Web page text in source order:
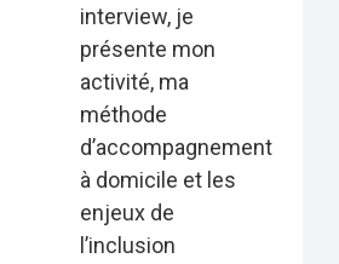
interview, je
présente mon
activité, ma
méthode
d’accompagnement
à domicile et les
enjeux de
l’inclusion